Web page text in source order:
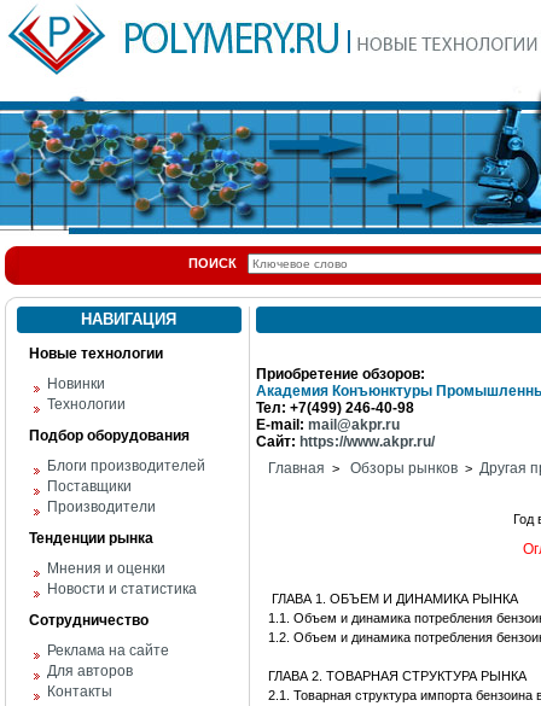
ПОИСК
НАВИГАЦИЯ
Новые технологии
Новинки
Технологии
Подбор оборудования
Блоги производителей
Поставщики
Производители
Тенденции рынка
Мнения и оценки
Новости и статистика
Сотрудничество
Реклама на сайте
Для авторов
Контакты
Приобретение обзоров:
Академия Конъюнктуры
Тел: +7(499) 246-40-98
E-mail: mail@akpr.ru
Сайт: https://www.akpr.ru/
Главная > Обзоры рынков > Другая
Год
ГЛАВА 1. ОБЪЕМ И ДИНАМИКА РЫНКА
1.1. Объем и динамика потребления
1.2. Объем и динамика потребления
ГЛАВА 2. ТОВАРНАЯ СТРУКТУРА РЫНКА
2.1. Товарная структура импорта